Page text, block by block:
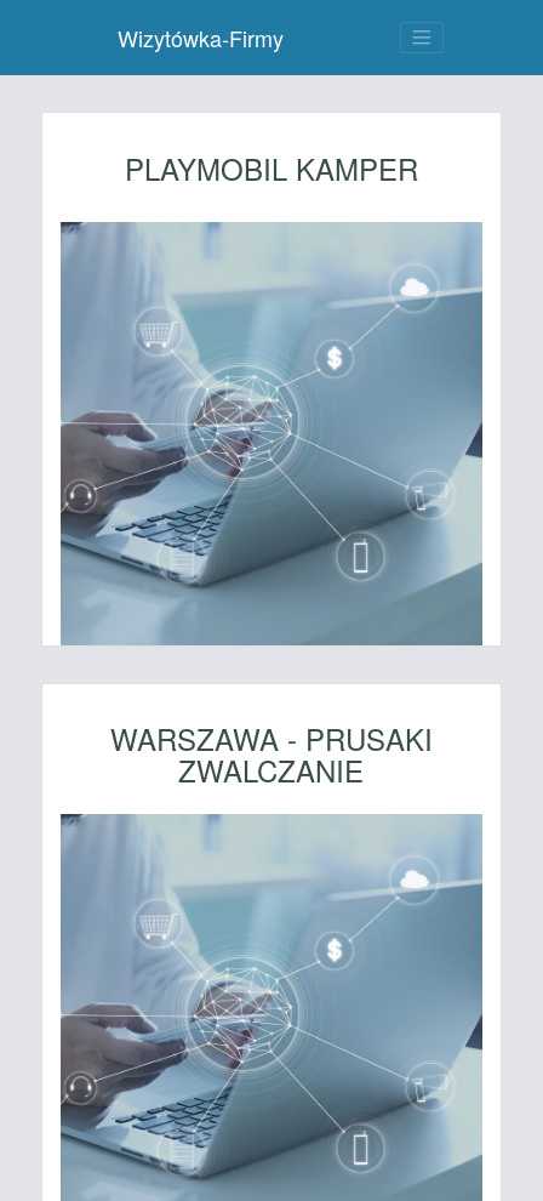
Wizytówka-Firmy
PLAYMOBIL KAMPER
WARSZAWA - PRUSAKI
ZWALCZANIE